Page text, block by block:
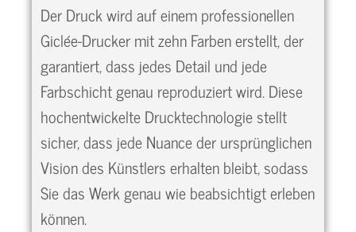
Der Druck wird auf einem professionellen
Giclée-Drucker mit zehn Farben erstellt, der
garantiert, dass jedes Detail und jede
Farbschicht genau reproduziert wird. Diese
hochentwickelte Drucktechnologie stellt
sicher, dass jede Nuance der ursprünglichen
Vision des Künstlers erhalten bleibt, sodass
Sie das Werk genau wie beabsichtigt erleben
können.